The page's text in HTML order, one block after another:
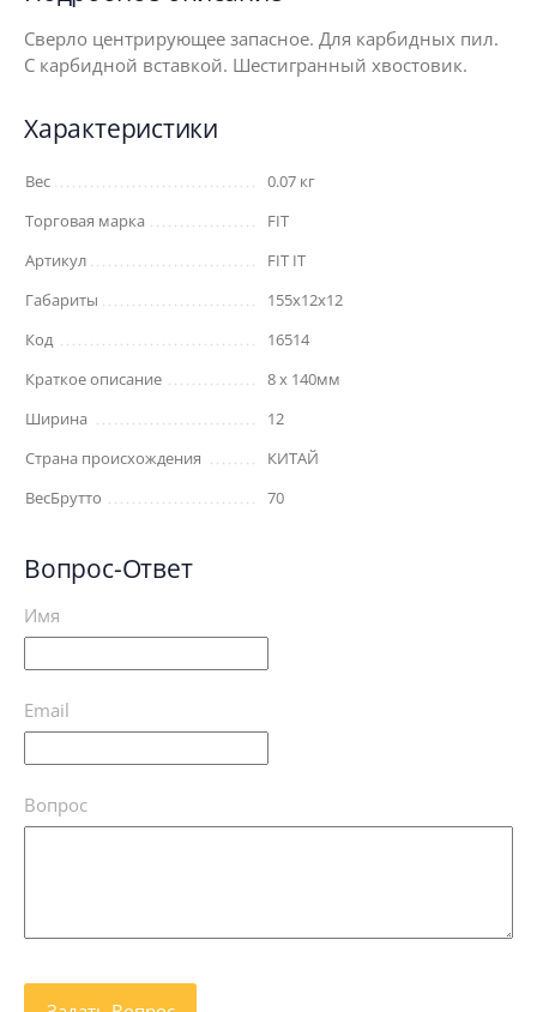
Сверло центрирующее запасное. Для карбидных пил.
С карбидной вставкой. Шестигранный хвостовик.
Характеристики
Вес
0.07 кг
Торговая марка
FIT
Артикул
FIT IT
Габариты
155x12x12
Код
16514
Краткое описание
8 х 140мм
Ширина
12
Страна происхождения
КИТАЙ
ВесБрутто
70
Вопрос-Ответ
Имя
Email
Вопрос